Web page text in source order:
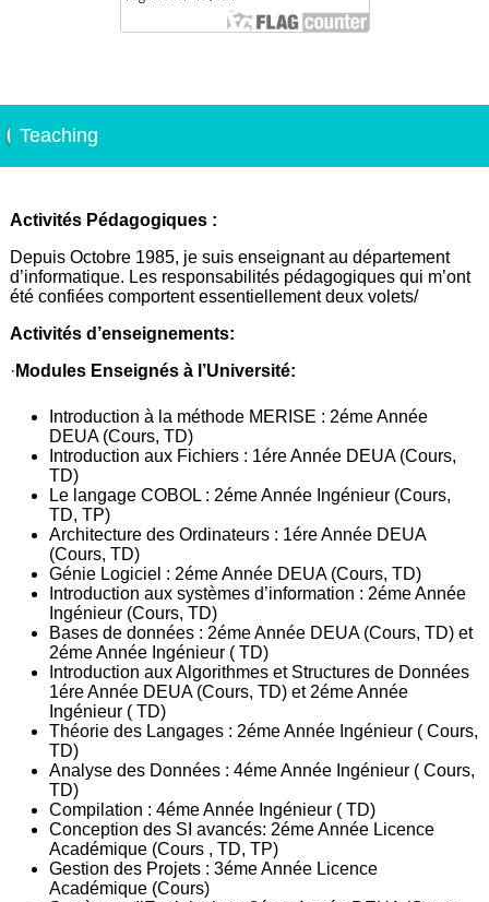
Teaching
Activités Pédagogiques :
Depuis Octobre 1985, je suis enseignant au département
d’informatique. Les responsabilités pédagogiques qui m’ont
été confiées comportent essentiellement deux volets/
Activités d’enseignements:
· Modules Enseignés à l’Université:
Introduction à la méthode MERISE : 2éme Année
DEUA (Cours, TD)
Introduction aux Fichiers : 1ére Année DEUA (Cours,
TD)
Le langage COBOL : 2éme Année Ingénieur (Cours,
TD, TP)
Architecture des Ordinateurs : 1ére Année DEUA
(Cours, TD)
Génie Logiciel : 2éme Année DEUA (Cours, TD)
Introduction aux systèmes d’information : 2éme Année
Ingénieur (Cours, TD)
Bases de données : 2éme Année DEUA (Cours, TD) et
2éme Année Ingénieur ( TD)
Introduction aux Algorithmes et Structures de Données
1ére Année DEUA (Cours, TD) et 2éme Année
Ingénieur ( TD)
Théorie des Langages : 2éme Année Ingénieur ( Cours,
TD)
Analyse des Données : 4éme Année Ingénieur ( Cours,
TD)
Compilation : 4éme Année Ingénieur ( TD)
Conception des SI avancés: 2éme Année Licence
Académique (Cours , TD, TP)
Gestion des Projets : 3éme Année Licence
Académique (Cours)